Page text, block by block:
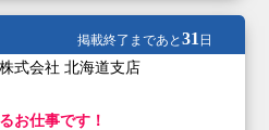
掲載終了まであと 31 日
式会社 北海道支店
お仕事です！